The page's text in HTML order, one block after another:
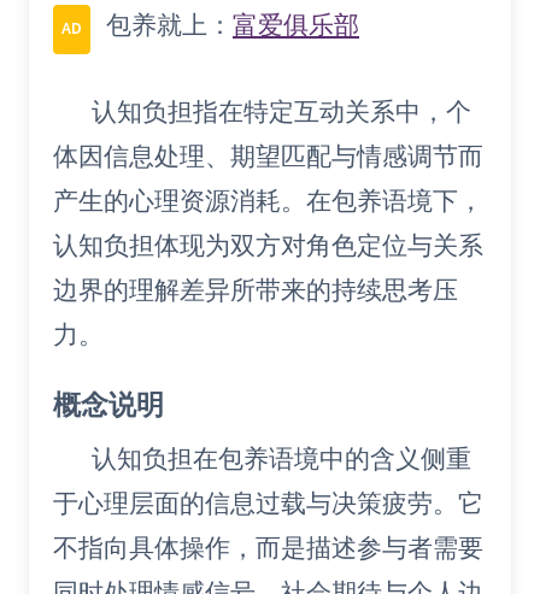
AD 包养就上： 富爱俱乐部
认知负担指在特定互动关系中，个
体因信息处理、期望匹配与情感调节而
产生的心理资源消耗。在包养语境下，
认知负担体现为双方对角色定位与关系
边界的理解差异所带来的持续思考压
力。
概念说明
认知负担在包养语境中的含义侧重
于心理层面的信息过载与决策疲劳。它
不指向具体操作，而是描述参与者需要